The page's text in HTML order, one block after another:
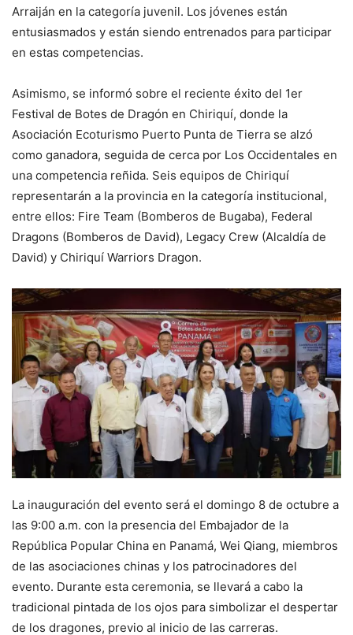
Arraiján en la categoría juvenil. Los jóvenes están
entusiasmados y están siendo entrenados para participar
en estas competencias.
Asimismo, se informó sobre el reciente éxito del 1er
Festival de Botes de Dragón en Chiriquí, donde la
Asociación Ecoturismo Puerto Punta de Tierra se alzó
como ganadora, seguida de cerca por Los Occidentales en
una competencia reñida. Seis equipos de Chiriquí
representarán a la provincia en la categoría institucional,
entre ellos: Fire Team (Bomberos de Bugaba), Federal
Dragons (Bomberos de David), Legacy Crew (Alcaldía de
David) y Chiriquí Warriors Dragon.
La inauguración del evento será el domingo 8 de octubre a
las 9:00 a.m. con la presencia del Embajador de la
República Popular China en Panamá, Wei Qiang, miembros
de las asociaciones chinas y los patrocinadores del
evento. Durante esta ceremonia, se llevará a cabo la
tradicional pintada de los ojos para simbolizar el despertar
de los dragones, previo al inicio de las carreras.